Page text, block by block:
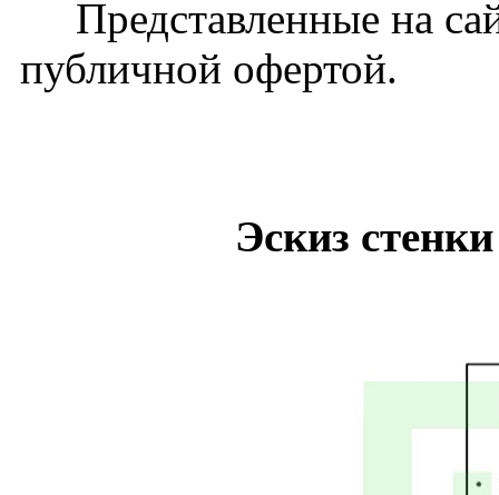
Представленные на
публичной офертой.
Эскиз